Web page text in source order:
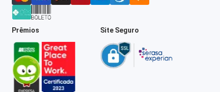
Prêmios Site Seguro